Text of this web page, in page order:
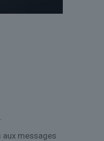
messages